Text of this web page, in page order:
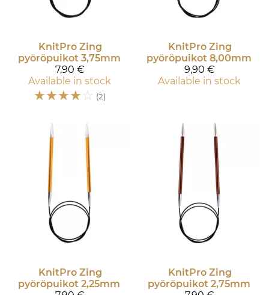
KnitPro Zing
pyöröpuikot 3,75mm
7,90 €
Available in stock
☆☆☆☆☆ (2)
KnitPro Zing
pyöröpuikot 8,00mm
9,90 €
Available in stock
KnitPro Zing
pyöröpuikot 2,25mm
KnitPro Zing
pyöröpuikot 2,75mm